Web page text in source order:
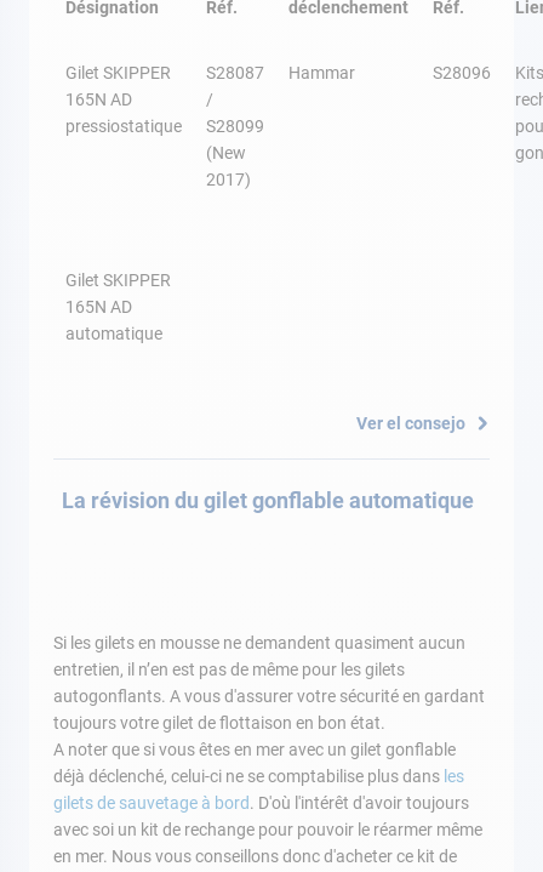
Désignation Réf.
déclenchement
Réf.
Gilet SKIPPER
165N AD
pressiostatique
S28087
/
S28099
(New
2017)
Hammar S28096
Gilet SKIPPER
165N AD
automatique
Ver el consejo
La révision du gilet gonflable automatique
Si les gilets en mousse ne demandent quasiment aucun
entretien, il n’en est pas de même pour les gilets
autogonflants. A vous d'assurer votre sécurité en gardant
toujours votre gilet de flottaison en bon état.
A noter que si vous êtes en mer avec un gilet gonflable
déjà déclenché, celui-ci ne se comptabilise plus dans les
gilets de sauvetage à bord. D'où l'intérêt d'avoir toujours
avec soi un kit de rechange pour pouvoir le réarmer même
en mer. Nous vous conseillons donc d'acheter ce kit de